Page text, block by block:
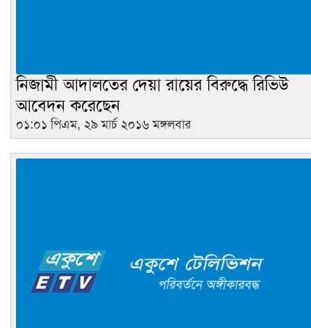
নিজামী আদালতের দেয়া রায়ের বিরুদ্ধে রিভিউ
আবেদন করেছেন
০১:০১ পিএম, ২৯ মার্চ ২০১৬ মঙ্গলবার